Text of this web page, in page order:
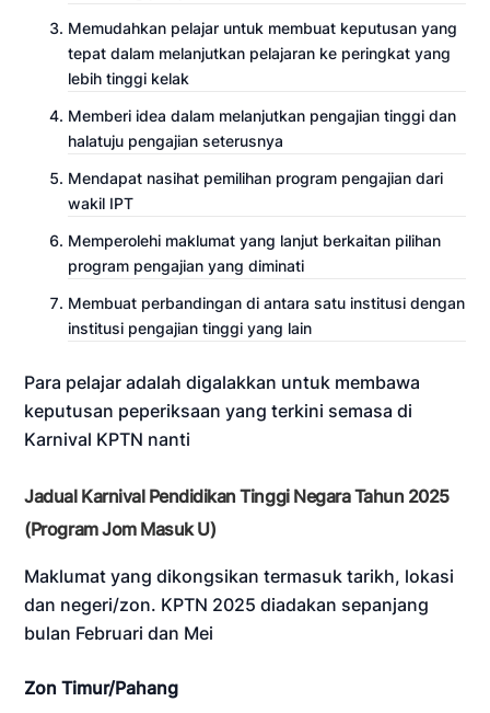
Memudahkan pelajar untuk membuat keputusan yang
tepat dalam melanjutkan pelajaran ke peringkat yang
lebih tinggi kelak
Memberi idea dalam melanjutkan pengajian tinggi dan
halatuju pengajian seterusnya
Mendapat nasihat pemilihan program pengajian dari
wakil IPT
Memperolehi maklumat yang lanjut berkaitan pilihan
program pengajian yang diminati
Membuat perbandingan di antara satu institusi dengan
institusi pengajian tinggi yang lain
Para pelajar adalah digalakkan untuk membawa
keputusan peperiksaan yang terkini semasa di
Karnival KPTN nanti
Jadual Karnival Pendidikan Tinggi Negara Tahun 2025
(Program Jom Masuk U)
Maklumat yang dikongsikan termasuk tarikh, lokasi
dan negeri/zon. KPTN 2025 diadakan sepanjang
bulan Februari dan Mei
Zon Timur/Pahang